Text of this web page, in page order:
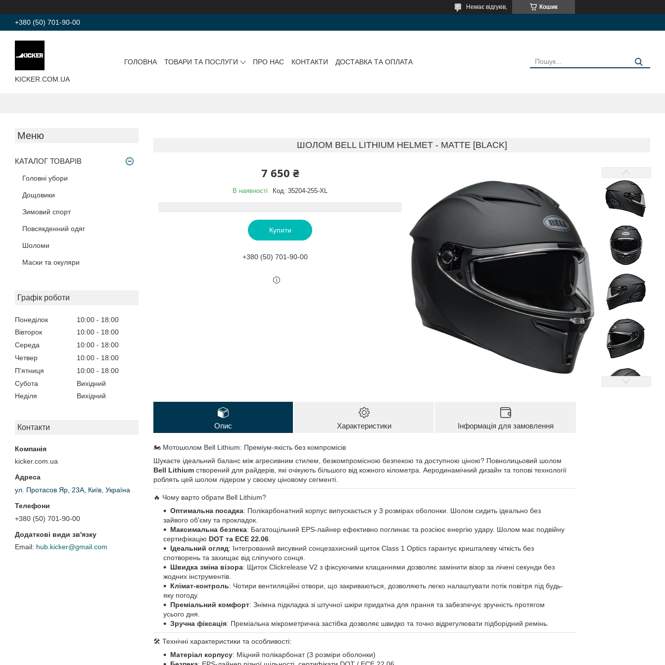
Кошик
Немає відгуків,
+380 (50) 701-90-00
KICKER.COM.UA
ГОЛОВНА ТОВАРИ ТА ПОСЛУГИ ПРО НАС КОНТАКТИ ДОСТАВКА ТА ОПЛАТА
КАТАЛОГ ТОВАРІВ
Головні убори
Дощовики
Зимовий спорт
Повсякденний одяг
Шоломи
Маски та окуляри
Графік роботи
Понеділок 10:00
18:00
Вівторок
10:00
18:00
Середа
10:00
18:00
Четвер
10:00
18:00
Пʼятниця
10:00
18:00
Субота
Вихідний
Неділя
Вихідний
Контакти
kicker.com.ua
ул. Протасов Яр, 23А, Київ, Україна
+380 (50) 701-90-00
hub.kicker@gmail.com
ШОЛОМ BELL LITHIUM HELMET - MATTE [BLACK]
7 650 ₴
В наявності Код: 35204-255-XL
Купити
+380 (50) 701-90-00
Опис Характеристики Інформація для замовлення
🏍️ Мотошолом Bell Lithium: Преміум-якість без компромісів
Шукаєте ідеальний баланс між агресивним стилем, безкомпромісною безпекою та доступною ціною? Повнолицьовий шолом
Bell Lithium створений для райдерів, які очікують більшого від кожного кілометра. Аеродинамічний дизайн та топові технології
роблять цей шолом лідером у своєму ціновому сегменті.
🔥 Чому варто обрати Bell Lithium?
Оптимальна посадка: Полікарбонатний корпус випускається у 3 розмірах оболонки. Шолом сидить ідеально без
зайвого об'єму та прокладок.
Максимальна безпека: Багатощільний EPS-лайнер ефективно поглинає та розсіює енергію удару. Шолом має подвійну
сертифікацію DOT та ECE 22.06
Ідеальний огляд: Інтегрований висувний сонцезахисний щиток Class 1 Optics гарантує кришталеву чіткість без
спотворень та захищає від сліпучого сонця.
Швидка зміна візора: Щиток Clickrelease V2 з фіксуючими клацаннями дозволяє замінити візор за лічені секунди без
жодних інструментів.
Клімат-контроль: Чотири вентиляційні отвори, що закриваються, дозволяють легко налаштувати потік повітря під будь-
яку погоду.
Преміальний комфорт: Знімна підкладка зі штучної шкіри придатна для прання та забезпечує зручність протягом
усього дня.
Зручна фіксація: Преміальна мікрометрична застібка дозволяє швидко та точно відрегулювати підборідний ремінь.
🛠️ Технічні характеристики та особливості:
Матеріал корпусу: Міцний полікарбонат (3 розміри оболонки)